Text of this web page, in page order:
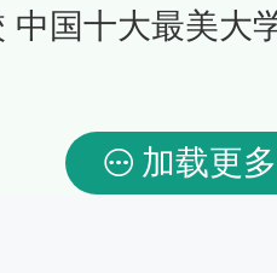
中国十大最美大
加载更多